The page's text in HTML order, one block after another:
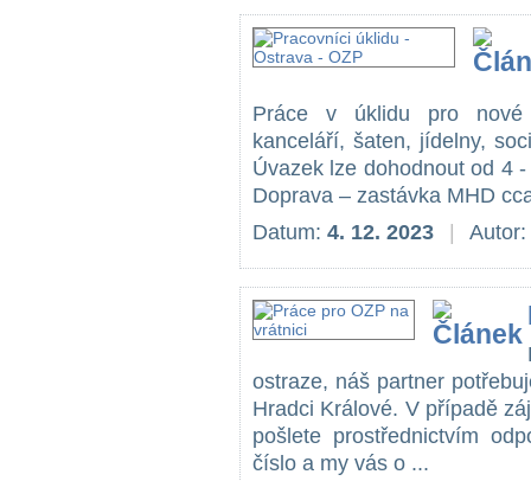
Práce v úklidu pro nové
kanceláří, šaten, jídelny,
Úvazek lze dohodnout od 4
Doprava – zastávka MHD
Datum: 4. 12. 2023 Autor:
ostraze, náš partner
Hradci Králové. V případě
pošlete prostřednictvím
číslo a my vás o ...